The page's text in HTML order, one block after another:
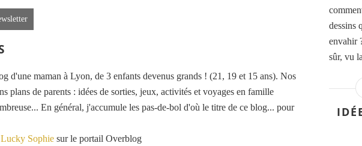
d'une maman à Lyon, de 3 enfants devenus grands ! (21, 19 et 15 ans). Nos
plans de parents : idées de sorties, jeux, activités et voyages en famille
En général, j'accumule les pas-de-bol d'où le titre de ce blog... pour
Lucky Sophie sur le portail Overblog
dessins
envahir
sûr, vu